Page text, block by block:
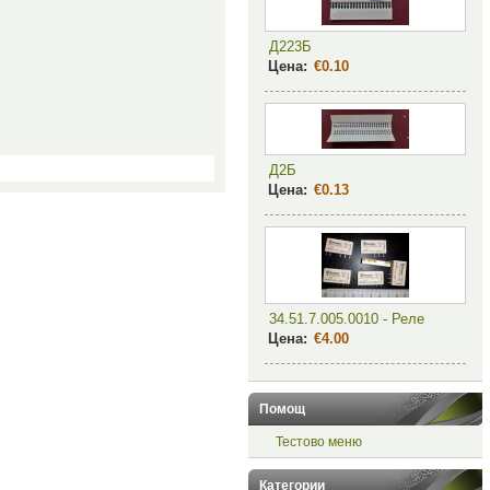
Д223Б
Цена: €0.10
Д2Б
Цена: €0.13
34.51.7.005.0010 - Реле
Цена: €4.00
Помощ
Тестово меню
Категории